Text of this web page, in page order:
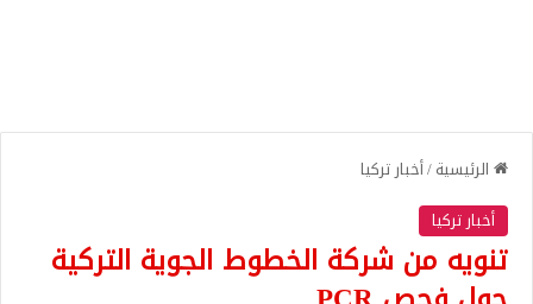
الرئيسية/أخبار تركيا
أخبار تركيا
تنويه من شركة الخطوط الجوية التركية